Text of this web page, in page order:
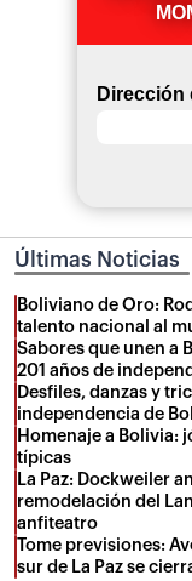
Dirección
Últimas Noticias
Boliviano de Oro:
talento nacional al
Sabores que unen a
201 años de
Desfiles, danzas y
independencia de
Homenaje a Bolivia:
típicas
La Paz: Dockweiler
remodelación del
anfiteatro
Tome previsiones:
sur de La Paz se